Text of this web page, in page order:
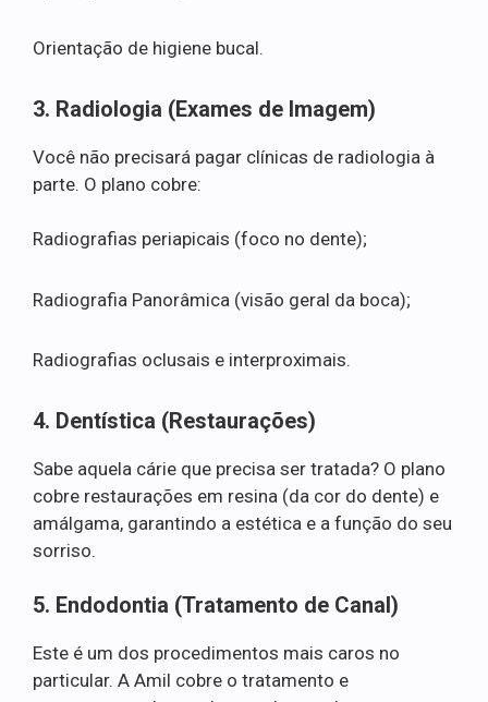
Orientação de higiene bucal.
3. Radiologia (Exames de Imagem)
Você não precisará pagar clínicas de radiologia à
parte. O plano cobre:
Radiografias periapicais (foco no dente);
Radiografia Panorâmica (visão geral da boca);
Radiografias oclusais e interproximais.
4. Dentística (Restaurações)
Sabe aquela cárie que precisa ser tratada? O plano
cobre restaurações em resina (da cor do dente) e
amálgama, garantindo a estética e a função do seu
sorriso.
5. Endodontia (Tratamento de Canal)
Este é um dos procedimentos mais caros no
particular. A Amil cobre o tratamento e